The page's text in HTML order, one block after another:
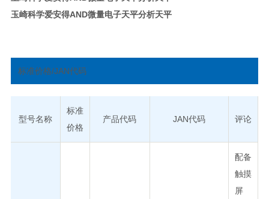
玉崎科学爱安得AND微量电子天平分析天平
标准价格/JAN代码
型号名称
标准
价格
产品代码 JAN代码 评论
配备
触摸
屏